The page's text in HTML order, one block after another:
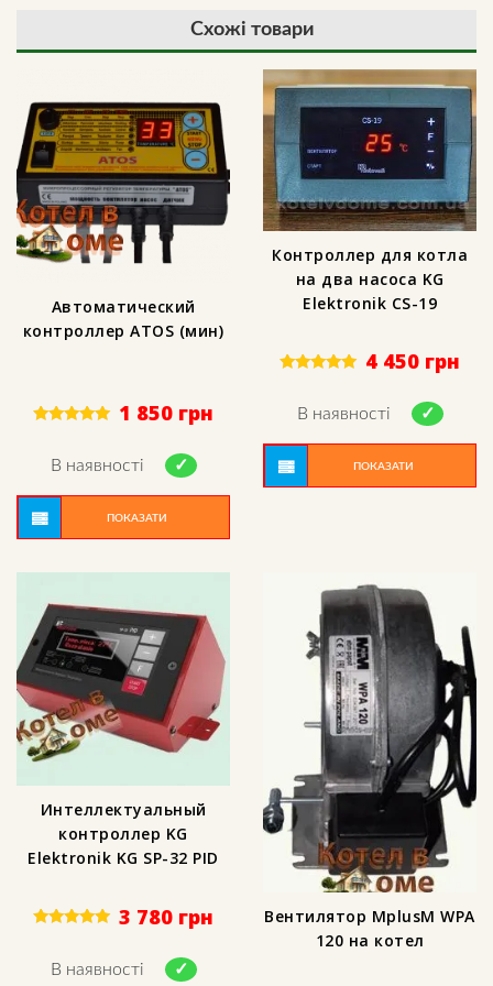
Схожі товари
Автоматический
контроллер АTOS (мин)
out of 5
1 850 грн
В наявності
ПОКАЗАТИ
Контроллер для котла
на два насоса KG
Elektronik СS-19
out of 5
4 450 грн
В наявності
ПОКАЗАТИ
Интеллектуальный
контроллер KG
Elektronik KG SP-32 PID
out of 5
3 780 грн
В наявності
Вентилятор MplusM WPA
120 на котел